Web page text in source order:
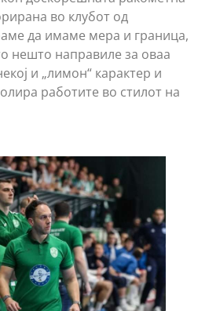
во клубот од
да имаме мера и граница,
нешто направиле за оваа
и „лимон“ карактер и
работите во стилот на